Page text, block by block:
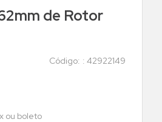
de Rotor
: 42922149
ou boleto